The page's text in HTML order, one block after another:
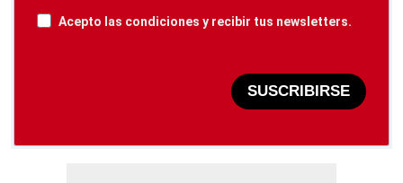
Acepto las condiciones y recibir tus newsletters.
SUSCRIBIRSE